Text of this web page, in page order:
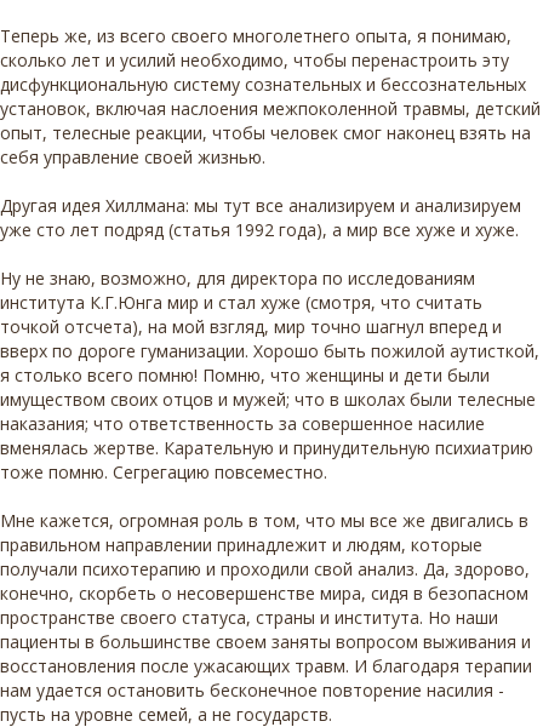
Теперь же, из всего своего многолетнего опыта, я понимаю,
сколько лет и усилий необходимо, чтобы перенастроить эту
дисфункциональную систему сознательных и бессознательных
установок, включая наслоения межпоколенной травмы, детский
опыт, телесные реакции, чтобы человек смог наконец взять на
себя управление своей жизнью.
Другая идея Хиллмана: мы тут все анализируем и анализируем
уже сто лет подряд (статья 1992 года), а мир все хуже и хуже.
Ну не знаю, возможно, для директора по исследованиям
института К.Г.Юнга мир и стал хуже (смотря, что считать
точкой отсчета), на мой взгляд, мир точно шагнул вперед и
вверх по дороге гуманизации. Хорошо быть пожилой аутисткой,
я столько всего помню! Помню, что женщины и дети были
имуществом своих отцов и мужей; что в школах были телесные
наказания; что ответственность за совершенное насилие
вменялась жертве. Карательную и принудительную психиатрию
тоже помню. Сегрегацию повсеместно.
Мне кажется, огромная роль в том, что мы все же двигались в
правильном направлении принадлежит и людям, которые
получали психотерапию и проходили свой анализ. Да, здорово,
конечно, скорбеть о несовершенстве мира, сидя в безопасном
пространстве своего статуса, страны и института. Но наши
пациенты в большинстве своем заняты вопросом выживания и
восстановления после ужасающих травм. И благодаря терапии
нам удается остановить бесконечное повторение насилия -
пусть на уровне семей, а не государств.